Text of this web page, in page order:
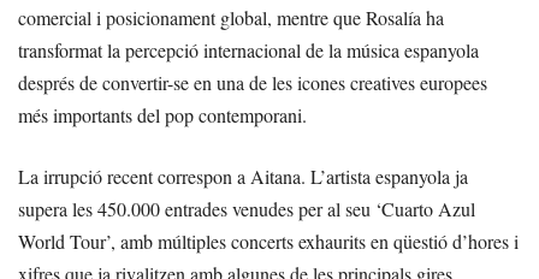
comercial i posicionament global, mentre que Rosalía ha
transformat la percepció internacional de la música espanyola
després de convertir-se en una de les icones creatives europees
més importants del pop contemporani.
La irrupció recent correspon a Aitana. L’artista espanyola ja
supera les 450.000 entrades venudes per al seu ‘Cuarto Azul
World Tour’, amb múltiples concerts exhaurits en qüestió d’hores i
xifres que ja rivalitzen amb algunes de les principals gires